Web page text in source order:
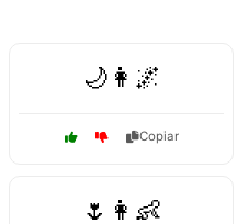
🌙👩🌌
Copiar
🌷👩👶